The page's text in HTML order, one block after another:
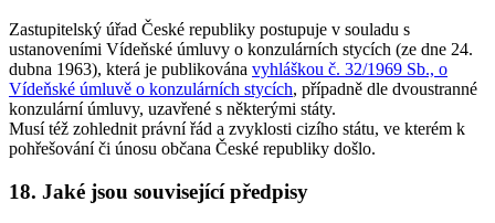
Zastupitelský úřad České republiky postupuje v souladu s
ustanoveními Vídeňské úmluvy o konzulárních stycích (ze dne 24.
dubna 1963), která je publikována vyhláškou č. 32/1969 Sb., o
Vídeňské úmluvě o konzulárních stycích, případně dle dvoustranné
konzulární úmluvy, uzavřené s některými státy.
Musí též zohlednit právní řád a zvyklosti cizího státu, ve kterém k
pohřešování či únosu občana České republiky došlo.
18. Jaké jsou související předpisy